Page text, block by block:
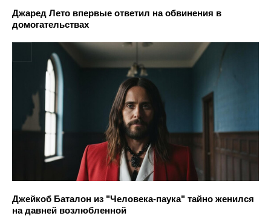
Джаред Лето впервые ответил на обвинения в
домогательствах
Джейкоб Баталон из "Человека-паука" тайно женился
на давней возлюбленной